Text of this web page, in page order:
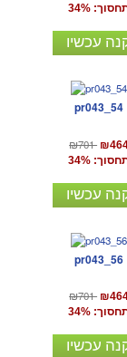
34%
עכשיו
pr043_54
₪701
34%
עכשיו
pr043_56
₪701
34%
עכשיו